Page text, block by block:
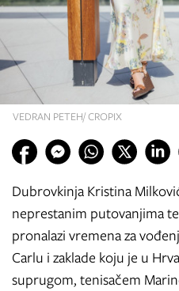
VEDRAN PETEH/ CROPIX
Dubrovkinja Kristina
neprestanim putovanjima
pronalazi vremena za
Carlu i zaklade koju je u
suprugom, tenisačem